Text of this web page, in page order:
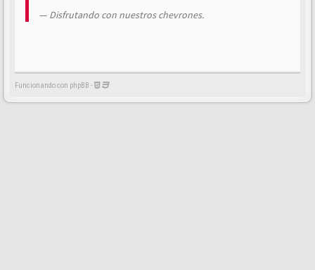
Disfrutando con nuestros chevrones.
Funcionando con phpBB -